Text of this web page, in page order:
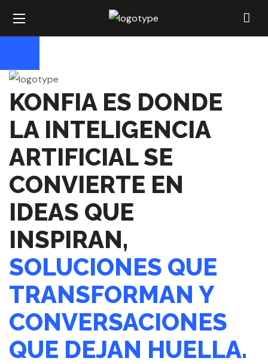
KONFIA ES DONDE
LA INTELIGENCIA
ARTIFICIAL SE
CONVIERTE EN
IDEAS QUE
INSPIRAN,
SOLUCIONES QUE
TRANSFORMAN Y
CONVERSACIONES
QUE DEJAN HUELLA.